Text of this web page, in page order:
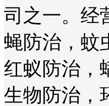
司之一。经
蝇防治，蚊
红蚁防治，
生物防治，